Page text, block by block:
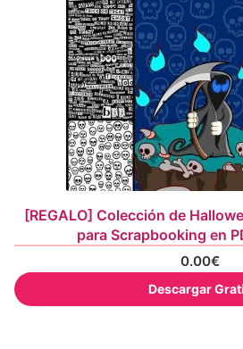
[REGALO] Colección de
para Scrapbooking en
0.00€
Descargar